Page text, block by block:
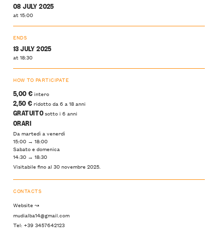
08 JULY 2025
at 15:00
ENDS
13 JULY 2025
at 18:30
HOW TO PARTICIPATE
5,00 €intero
2,50 €ridotto da 6 a 18 anni
GRATUITOsotto i 6 anni
ORARI
Da martedì a venerdì
15:00 → 18:00
Sabato e domenica
14:30 → 18:30
Visitabile fino al 30 novembre 2025.
CONTACTS
Website ↝
mudialba14@gmail.com
Tel: +39 3457642123